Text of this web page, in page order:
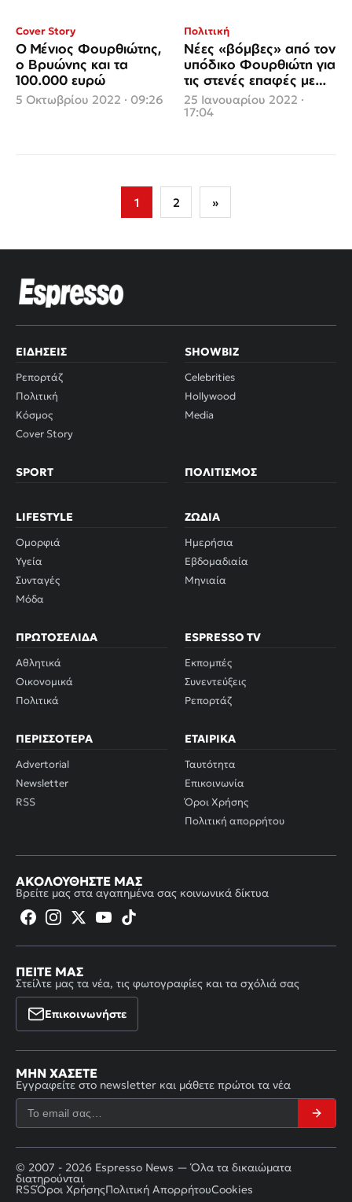
Cover Story
O Μένιος Φουρθιώτης,
ο Bρυώνης και τα
100.000 ευρώ
5 Οκτωβρίου 2022 · 09:26
Πολιτική
Νέες «βόμβες» από τον
υπόδικο Φουρθιώτη για
τις στενές επαφές με
ισχυρούς της
κυβέρνησης
25 Ιανουαρίου 2022 ·
17:04
Σελιδοποίηση
1 2 »
ΕΙΔΉΣΕΙΣ
Ρεπορτάζ
Πολιτική
Κόσμος
Cover Story
SHOWBIZ
Celebrities
Hollywood
Media
SPORT ΠΟΛΙΤΙΣΜΌΣ
LIFESTYLE
Ομορφιά
Υγεία
Συνταγές
Μόδα
ΖΏΔΙΑ
Ημερήσια
Εβδομαδιαία
Μηνιαία
ΠΡΩΤΟΣΈΛΙΔΑ
Αθλητικά
Οικονομικά
Πολιτικά
ESPRESSO TV
Εκπομπές
Συνεντεύξεις
Ρεπορτάζ
ΠΕΡΙΣΣΌΤΕΡΑ
Advertorial
Newsletter
RSS
ΕΤΑΙΡΙΚΆ
Ταυτότητα
Επικοινωνία
Όροι Χρήσης
Πολιτική απορρήτου
ΑΚΟΛΟΥΘΉΣΤΕ ΜΑΣ
Βρείτε μας στα αγαπημένα σας κοινωνικά δίκτυα
ΠΕΊΤΕ ΜΑΣ
Στείλτε μας τα νέα, τις φωτογραφίες και τα σχόλιά σας
Επικοινωνήστε
ΜΗΝ ΧΆΣΕΤΕ
Εγγραφείτε στο newsletter και μάθετε πρώτοι τα νέα
© 2007 - 2026 Espresso News — Όλα τα δικαιώματα
διατηρούνται
RSSΌροι ΧρήσηςΠολιτική ΑπορρήτουCookies